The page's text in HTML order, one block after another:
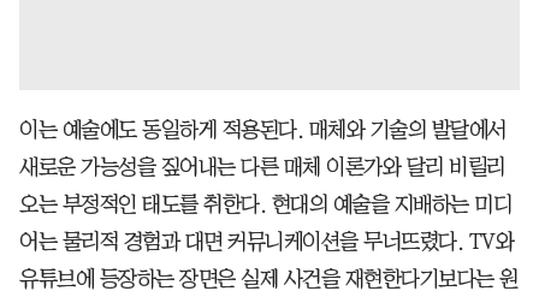
이는 예술에도 동일하게 적용된다. 매체와 기술의 발달에서
새로운 가능성을 짚어내는 다른 매체 이론가와 달리 비릴리
오는 부정적인 태도를 취한다. 현대의 예술을 지배하는 미디
어는 물리적 경험과 대면 커뮤니케이션을 무너뜨렸다. TV와
유튜브에 등장하는 장면은 실제 사건을 재현한다기보다는 원